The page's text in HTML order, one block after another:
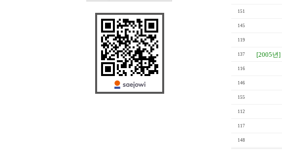
151
145
119
137 [2005년]
116
146
155
112
117
148